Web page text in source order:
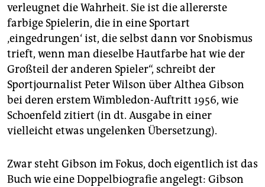
verleugnet die Wahrheit. Sie ist die allererste
farbige Spielerin, die in eine Sportart
‚eingedrungen‘ ist, die selbst dann vor Snobismus
trieft, wenn man dieselbe Hautfarbe hat wie der
Großteil der anderen Spieler“, schreibt der
Sportjournalist Peter Wilson über Althea Gibson
bei deren erstem Wimbledon-Auftritt 1956, wie
Schoenfeld zitiert (in dt. Ausgabe in einer
vielleicht etwas ungelenken Übersetzung).
Zwar steht Gibson im Fokus, doch eigentlich ist das
Buch wie eine Doppelbiografie angelegt: Gibson